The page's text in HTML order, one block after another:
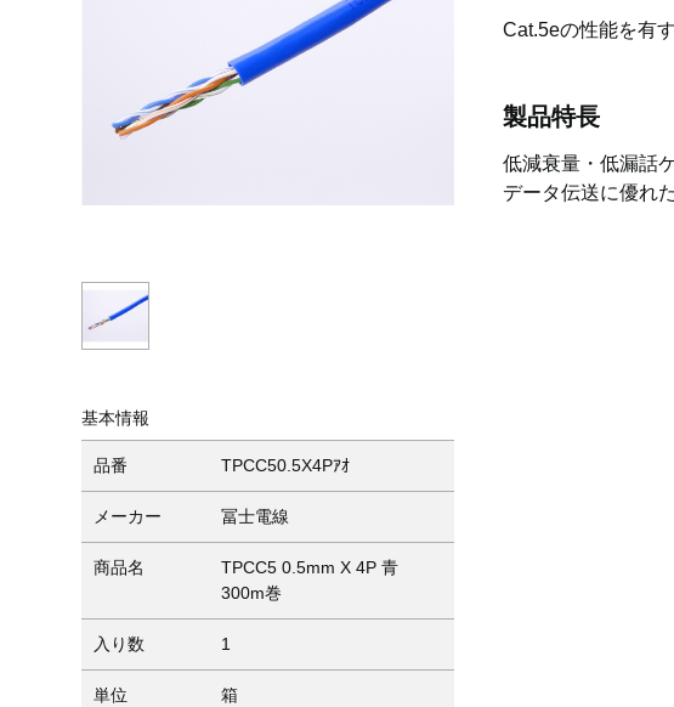
基本情報
品番 TPCC50.5X4Pｱｵ
メーカー 冨士電線
商品名
TPCC5 0.5mm X 4P 青
300m巻
入り数 1
単位 箱
Cat.5eの性能を有
製品特長
低減衰量・低漏話
データ伝送に優れ